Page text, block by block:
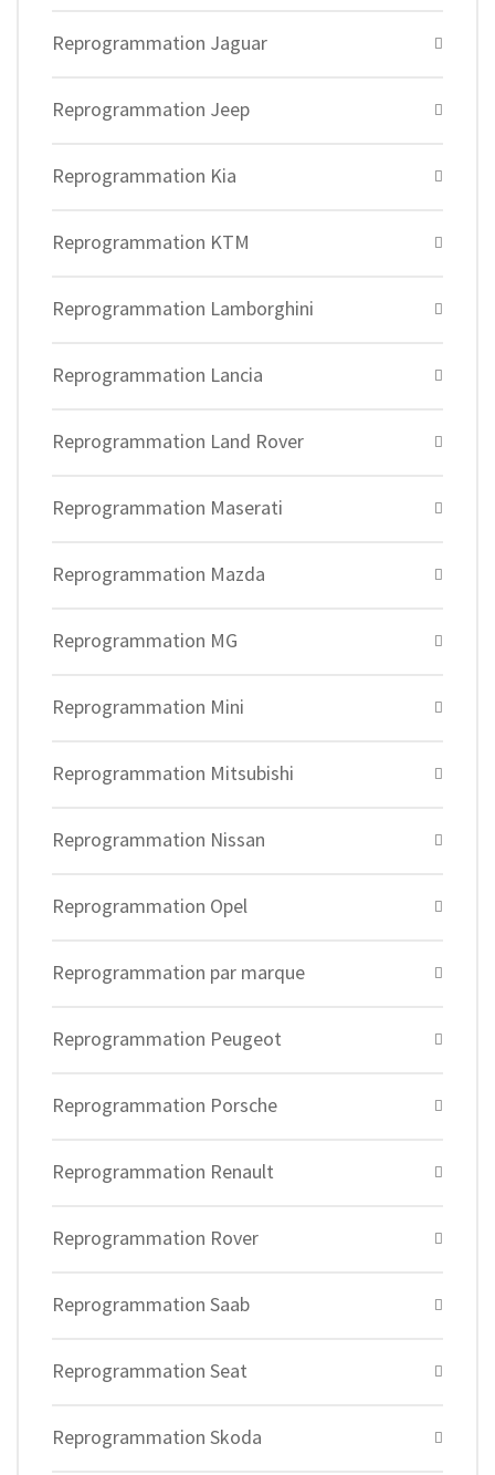
Reprogrammation Jaguar
Reprogrammation Jeep
Reprogrammation Kia
Reprogrammation KTM
Reprogrammation Lamborghini
Reprogrammation Lancia
Reprogrammation Land Rover
Reprogrammation Maserati
Reprogrammation Mazda
Reprogrammation MG
Reprogrammation Mini
Reprogrammation Mitsubishi
Reprogrammation Nissan
Reprogrammation Opel
Reprogrammation par marque
Reprogrammation Peugeot
Reprogrammation Porsche
Reprogrammation Renault
Reprogrammation Rover
Reprogrammation Saab
Reprogrammation Seat
Reprogrammation Skoda